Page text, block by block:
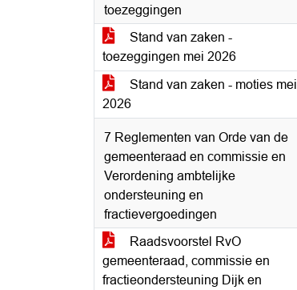
toezeggingen
Stand van zaken -
toezeggingen mei 2026
Stand van zaken - moties mei
2026
7 Reglementen van Orde van de
gemeenteraad en commissie en
Verordening ambtelijke
ondersteuning en
fractievergoedingen
Raadsvoorstel RvO
gemeenteraad, commissie en
fractieondersteuning Dijk en